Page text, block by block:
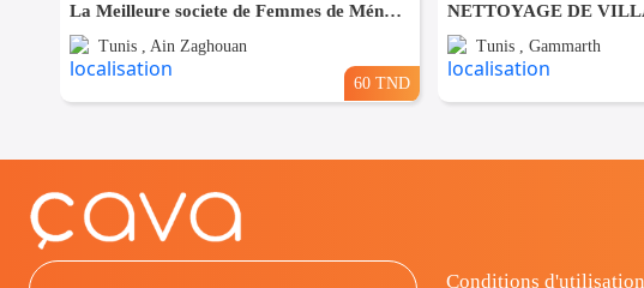
La Meilleure societe de Femmes de Ménage A Ain zaghouane
Tunis , Ain Zaghouan
60 TND
Tunis , Gammarth
Conditions